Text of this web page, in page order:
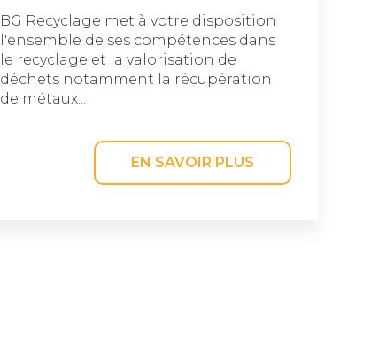
BG Recyclage met à votre disposition
l'ensemble de ses compétences dans
le recyclage et la valorisation de
déchets notamment la récupération
de métaux...
EN SAVOIR PLUS